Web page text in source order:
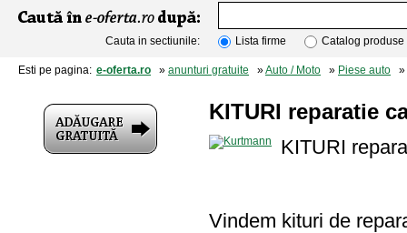
Cauta in sectiunile: Lista firme Catalog produse
Esti pe pagina: e-oferta.ro » anunturi gratuite »Auto / Moto » Piese auto »
KITURI reparatie
KITURI
Vindem kituri de